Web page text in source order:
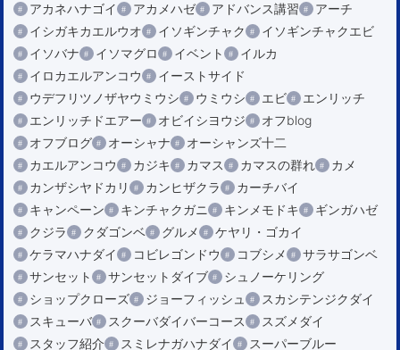
アカネハナゴイ
アカメハゼ アドバンス講習
アーチ
イシガキカエルウオ
イソギンチャク
イソギンチャクエビ
イソバナ
イソマグロ イベント
イルカ
イロカエルアンコウ
イーストサイド
ウデフリツノザヤウミウシ
ウミウシ エビ
エンリッチ
エンリッチドエアー
オビイシヨウジ
オフblog
オフブログ
オーシャナ
オーシャンズ十二
カエルアンコウ
カジキ カマス カマスの群れ
カメ
カンザシヤドカリ
カンヒザクラ
カーチバイ
キャンペーン
キンチャクガニ キンメモドキ
ギンガハゼ
クジラ
クダゴンベ グルメ
ケヤリ・ゴカイ
ケラマハナダイ
コビレゴンドウ コブシメ
サラサゴンベ
サンセット
サンセットダイブ
シュノーケリング
ショップクローズ
ジョーフィッシュ
スカシテンジクダイ
スキューバ
スクーバダイバーコース
スズメダイ
スタッフ紹介
スミレナガハナダイ スーパーブルー